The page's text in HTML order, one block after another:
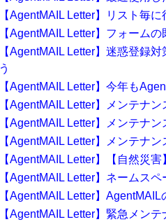
【AgentMAIL Letter】リスト毎
【AgentMAIL Letter】フォーム
【AgentMAIL Letter】迷惑登録
う
【AgentMAIL Letter】今年も
【AgentMAIL Letter】メンテナ
【AgentMAIL Letter】メンテナ
【AgentMAIL Letter】メンテナ
【AgentMAIL Letter】【自然災
【AgentMAIL Letter】ネームス
【AgentMAIL Letter】
【AgentMAIL Letter】緊急メン